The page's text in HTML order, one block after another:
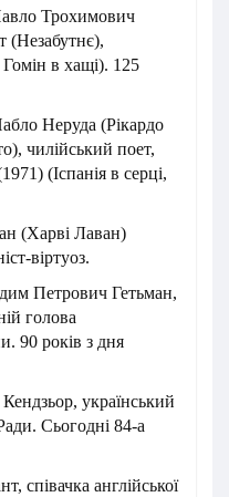
Трохимович
(Незабутнє),
в хащі). 125
Неруда (Рікардо
чилійський поет,
(Іспанія в серці,
(Харві Лаван)
віртуоз.
Петрович Гетьман,
голова
90 років з дня
український
Сьогодні 84-а
співачка англійської